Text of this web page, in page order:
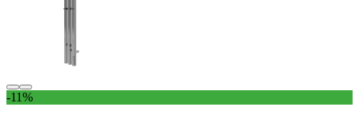
-11%